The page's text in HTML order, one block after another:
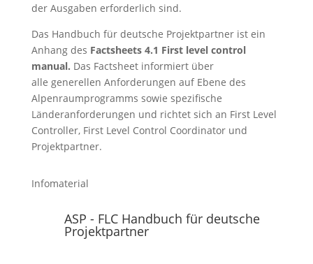
der Ausgaben erforderlich sind.
Das Handbuch für deutsche Projektpartner ist ein
Anhang des Factsheets 4.1 First level control
manual. Das Factsheet informiert über
alle generellen Anforderungen auf Ebene des
Alpenraumprogramms sowie spezifische
Länderanforderungen und richtet sich an First Level
Controller, First Level Control Coordinator und
Projektpartner.
Infomaterial
ASP - FLC Handbuch für deutsche
Projektpartner